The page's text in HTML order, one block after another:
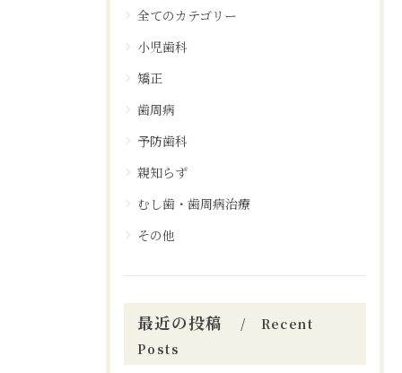
全てのカテゴリー
小児歯科
矯正
歯周病
予防歯科
親知らず
むし歯・歯周病治療
その他
最近の投稿
Recent
Posts